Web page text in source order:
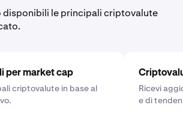
disponibili le principali criptovalute
per market cap
criptovalute in base al
Ricevi
e di